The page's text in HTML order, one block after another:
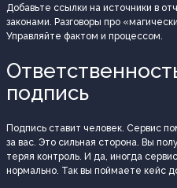
Добавьте ссылки на источники в
законами. Разговоры про
Управляйте фактом и процессом.
подпись
Подпись ставит человек. Сервис
за вас. Это сильная сторона. Вы
теряя контроль. И да, иногда
нормально. Так вы поймаете кейс